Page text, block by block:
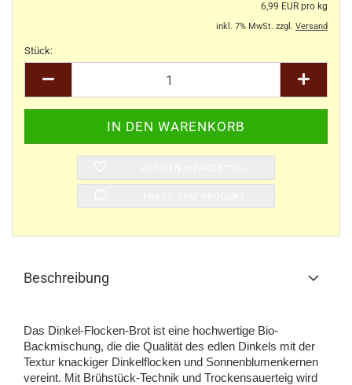
6,99 EUR pro kg
inkl. 7% MwSt. zzgl. Versand
Stück:
Beschreibung
Das Dinkel-Flocken-Brot ist eine hochwertige Bio-
Backmischung, die die Qualität des edlen Dinkels mit der
Textur knackiger Dinkelflocken und Sonnenblumenkernen
vereint. Mit Brühstück-Technik und Trockensauerteig wird